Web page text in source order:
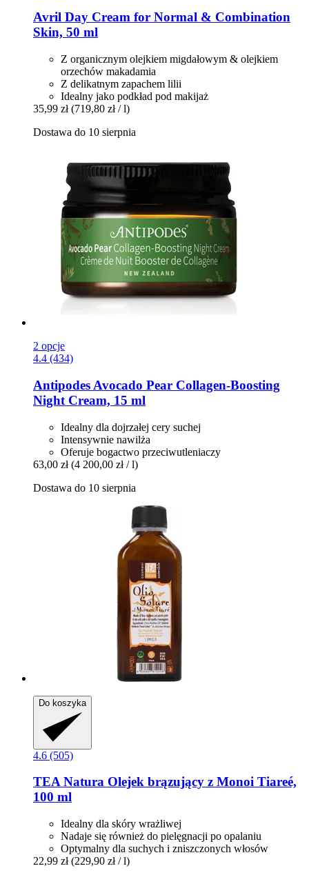
Avril Day Cream for Normal & Combination
Skin, 50 ml
Z organicznym olejkiem migdałowym & olejkiem
orzechów makadamia
Z delikatnym zapachem lilii
Idealny jako podkład pod makijaż
35,99 zł (719,80 zł / l)
Dostawa do 10 sierpnia
2 opcje
4.4 (434)
Antipodes Avocado Pear Collagen-​Boosting
Night Cream, 15 ml
Idealny dla dojrzałej cery suchej
Intensywnie nawilża
Oferuje bogactwo przeciwutleniaczy
63,00 zł (4 200,00 zł / l)
Dostawa do 10 sierpnia
Do koszyka
4.6 (505)
TEA Natura Olejek brązujący z Monoi Tiareé,
100 ml
Idealny dla skóry wrażliwej
Nadaje się również do pielęgnacji po opalaniu
Optymalny dla suchych i zniszczonych włosów
22,99 zł (229,90 zł / l)